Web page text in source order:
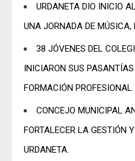
URDANETA DIO INICIO
UNA JORNADA DE MÚSICA,
38 JÓVENES DEL
INICIARON SUS
FORMACIÓN PROFESIONAL.
CONCEJO MUNICIPAL
FORTALECER LA GESTIÓN
URDANETA.